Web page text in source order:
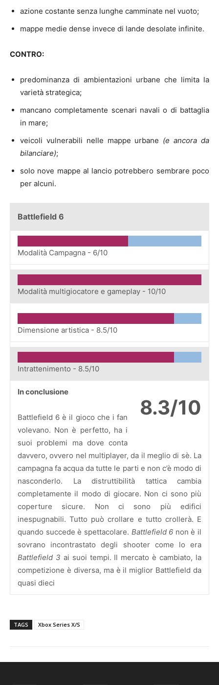
azione costante senza lunghe camminate nel vuoto;
mappe medie dense invece di lande desolate infinite.
CONTRO:
predominanza di ambientazioni urbane che limita la
varietà strategica;
mancano completamente scenari navali o di battaglia
in mare;
veicoli vulnerabili nelle mappe urbane (e ancora da
bilanciare);
solo nove mappe al lancio potrebbero sembrare poco
per alcuni.
Battlefield 6
Modalità Campagna - 6/10
Modalità multigiocatore e gameplay - 10/10
Dimensione artistica - 8.5/10
Intrattenimento - 8.5/10
8.3/10
In conclusione
Battlefield 6 è il gioco che i fan
volevano. Non è perfetto, ha i
suoi problemi ma dove conta
davvero, ovvero nel multiplayer, da il meglio di sè. La
campagna fa acqua da tutte le parti e non c’è modo di
nasconderlo. La distruttibilità tattica cambia
completamente il modo di giocare. Non ci sono più
coperture sicure. Non ci sono più edifici
inespugnabili. Tutto può crollare e tutto crollerà. E
quando succede è spettacolare. Battlefield 6 non è il
sovrano incontrastato degli shooter come lo era
Battlefield 3 ai suoi tempi. Il mercato è cambiato, la
competizione è diversa, ma è il miglior Battlefield da
quasi dieci
TAGS Xbox Series X/S